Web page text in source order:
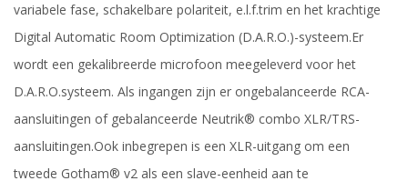
variabele fase, schakelbare polariteit, e.l.f.trim en het krachtige
Digital Automatic Room Optimization (D.A.R.O.)-systeem.Er
wordt een gekalibreerde microfoon meegeleverd voor het
D.A.R.O.systeem. Als ingangen zijn er ongebalanceerde RCA-
aansluitingen of gebalanceerde Neutrik® combo XLR/TRS-
aansluitingen.Ook inbegrepen is een XLR-uitgang om een
tweede Gotham® v2 als een slave-eenheid aan te